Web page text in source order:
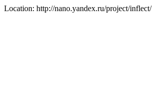
Location: http://nano.yandex.ru/project/inflect/